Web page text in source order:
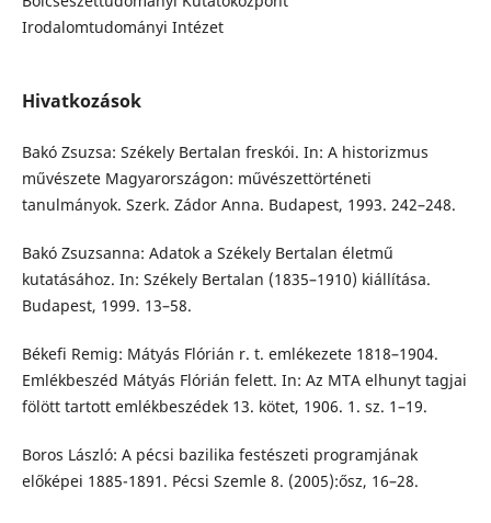
Irodalomtudományi Intézet
Hivatkozások
Bakó Zsuzsa: Székely Bertalan freskói. In: A historizmus
művészete Magyarországon: művészettörténeti
tanulmányok. Szerk. Zádor Anna. Budapest, 1993. 242–248.
Bakó Zsuzsanna: Adatok a Székely Bertalan életmű
kutatásához. In: Székely Bertalan (1835–1910) kiállítása.
Budapest, 1999. 13–58.
Békefi Remig: Mátyás Flórián r. t. emlékezete 1818–1904.
Emlékbeszéd Mátyás Flórián felett. In: Az MTA elhunyt tagjai
fölött tartott emlékbeszédek 13. kötet, 1906. 1. sz. 1–19.
Boros László: A pécsi bazilika festészeti programjának
előképei 1885-1891. Pécsi Szemle 8. (2005):ősz, 16–28.